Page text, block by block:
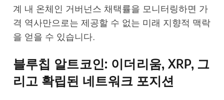
계 내 온체인 거버넌스 채택률을 모니터링하면 가
격 역사만으로는 제공할 수 없는 미래 지향적 맥락
을 얻을 수 있습니다.
블루칩 알트코인: 이더리움, XRP, 그
리고 확립된 네트워크 포지션